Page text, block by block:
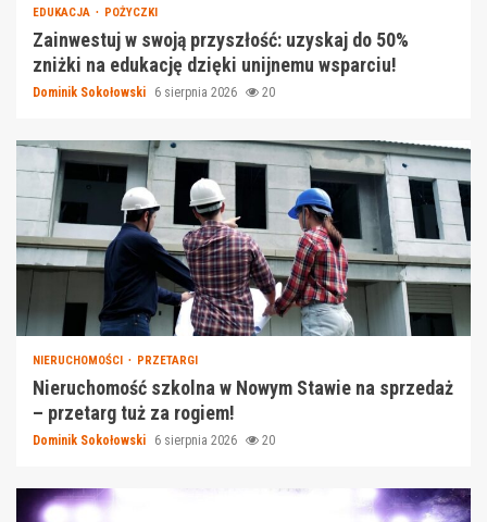
EDUKACJA POŻYCZKI
Zainwestuj w swoją przyszłość: uzyskaj do 50%
zniżki na edukację dzięki unijnemu wsparciu!
Dominik Sokołowski 6 sierpnia 2026 20
NIERUCHOMOŚCI PRZETARGI
Nieruchomość szkolna w Nowym Stawie na sprzedaż
– przetarg tuż za rogiem!
Dominik Sokołowski 6 sierpnia 2026 20